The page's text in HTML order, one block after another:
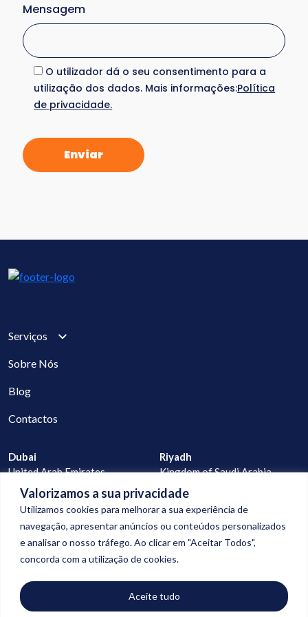
Valorizamos a sua privacidade
Utilizamos cookies para melhorar a sua experiência de
navegação, apresentar anúncios ou conteúdos personalizados
e analisar o nosso tráfego. Ao clicar em "Aceitar Todos",
concorda com a utilização de cookies.
Aceite tudo
Mensagem
O utilizador dá o seu consentimento para a
utilização dos dados. Mais informações:Política
de privacidade.
Serviços
Sobre Nós
Blog
Contactos
Dubai
United Arab Emirates
Lisbon
Riyadh
Kingdom of Saudi Arabia
Cape Verde
geral@digitalconnection.pt
+351 913 988 058
+351 927 277 523